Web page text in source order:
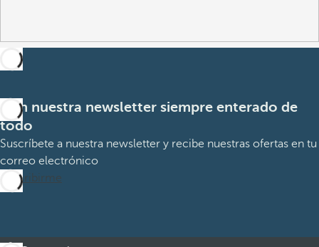
Con nuestra newsletter siempre enterado de
todo
Suscríbete a nuestra newsletter y recibe nuestras ofertas en tu
correo electrónico
Suscribirme